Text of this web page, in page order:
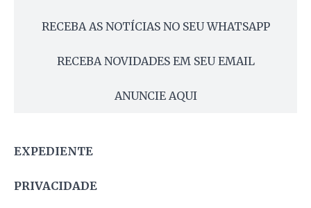
RECEBA AS NOTÍCIAS NO SEU WHATSAPP
RECEBA NOVIDADES EM SEU EMAIL
ANUNCIE AQUI
EXPEDIENTE
PRIVACIDADE